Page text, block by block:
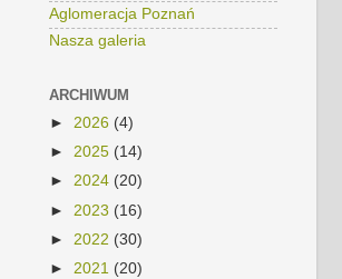
Aglomeracja Poznań
Nasza galeria
ARCHIWUM
► 2026 (4)
► 2025 (14)
► 2024 (20)
► 2023 (16)
► 2022 (30)
► 2021 (20)